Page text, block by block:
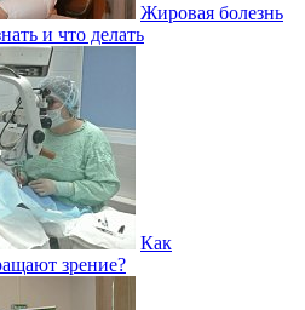
Жировая болезнь
и что делать
Как
зрение?